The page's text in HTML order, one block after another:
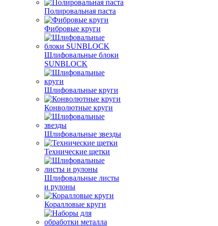
Полировальная паста
Фибровые круги
Шлифовальные блоки
SUNBLOCK
Шлифовальные круги
Конволютные круги
Шлифовальные звезды
Технические щетки
Шлифовальные листы
и рулоны
Коралловые круги